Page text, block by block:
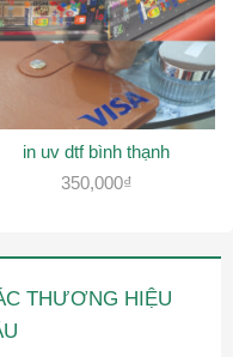
in uv dtf bình thạnh
350,000₫
THƯƠNG HIỆU